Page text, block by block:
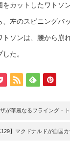
をカットしたワトソ
、左のスピニングバ
トソンは、腰から崩
た。
ザが華麗なるフライング・
】マクドナルドが自国